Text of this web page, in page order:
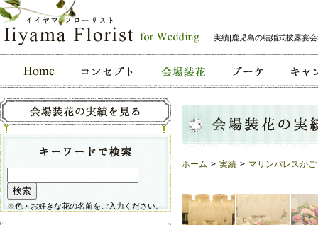
実績|鹿児島の結婚式披露宴
ホーム > 実績 > マリンパレスか
※色・お好きな花の名前をご入力ください。